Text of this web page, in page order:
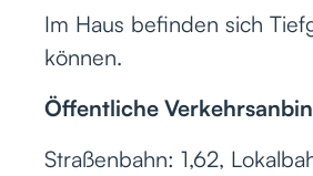
Im Haus befinden sich
können.
Öffentliche
Straßenbahn: 1,62,